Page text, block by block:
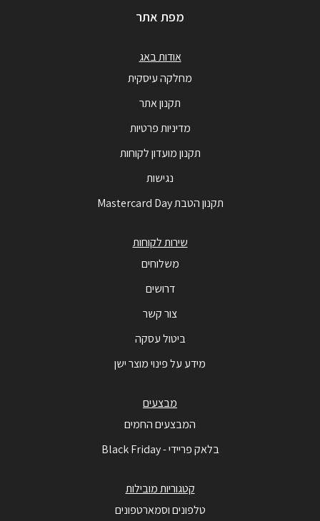
מפת אתר
אודות באג
מחלקה עיסקית
תקנון אתר
מדיניות פרטיות
תקנון מועדון לקוחות
נגישות
תקנון הטבת Mastercard Day
שירות לקוחות
משלוחים
דרושים
צור קשר
ביטול עסקה
מידע על פינוי מוצר ישן
מבצעים
המבצעים החמים
בלאק פריידי - Black Friday
קטגוריות מובילות
טלפונים וסמארטפונים